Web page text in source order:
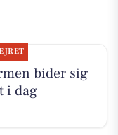
bider sig
i dag